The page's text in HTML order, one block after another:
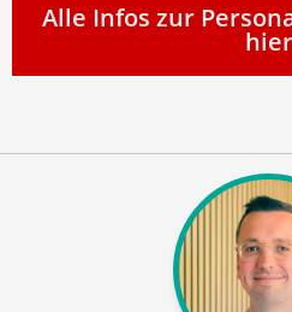
Alle Infos zur
hier